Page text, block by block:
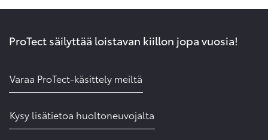
ProTect säilyttää loistavan kiillon jopa vuosia!
Varaa ProTect-käsittely meiltä
Kysy lisätietoa huoltoneuvojalta